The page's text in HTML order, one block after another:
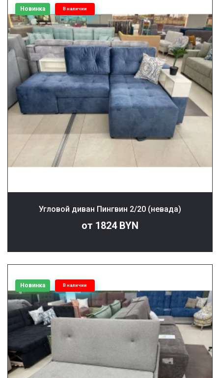
Новинка В наличии
Угловой диван Пингвин 2/20 (невада)
от 1824 BYN
Новинка В наличии